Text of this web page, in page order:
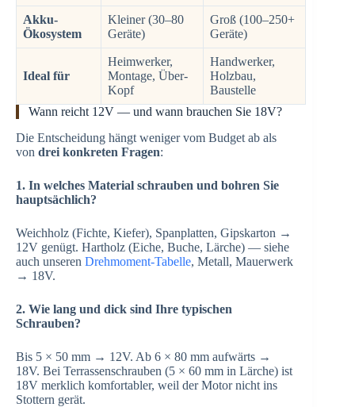
Akku-
Ökosystem
Kleiner (30–80
Geräte)
Groß (100–250+
Geräte)
Ideal für
Heimwerker,
Montage, Über-
Kopf
Handwerker,
Holzbau,
Baustelle
Wann reicht 12V — und wann brauchen Sie 18V?
Die Entscheidung hängt weniger vom Budget ab als
von drei konkreten Fragen:
1. In welches Material schrauben und bohren Sie
hauptsächlich?
Weichholz (Fichte, Kiefer), Spanplatten, Gipskarton →
12V genügt. Hartholz (Eiche, Buche, Lärche) — siehe
auch unseren Drehmoment-Tabelle, Metall, Mauerwerk
→ 18V.
2. Wie lang und dick sind Ihre typischen
Schrauben?
Bis 5 × 50 mm → 12V. Ab 6 × 80 mm aufwärts →
18V. Bei Terrassenschrauben (5 × 60 mm in Lärche) ist
18V merklich komfortabler, weil der Motor nicht ins
Stottern gerät.